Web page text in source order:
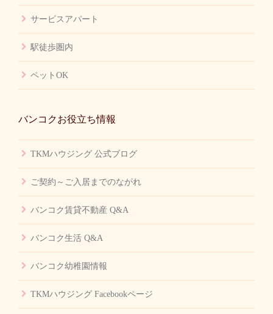
サービスアパート
駅徒歩圏内
ペットOK
バンコクお役立ち情報
TKMハウジング 公式ブログ
ご契約～ご入居までのながれ
バンコク賃貸不動産 Q&A
バンコク生活 Q&A
バンコク幼稚園情報
TKMハウジング Facebookページ